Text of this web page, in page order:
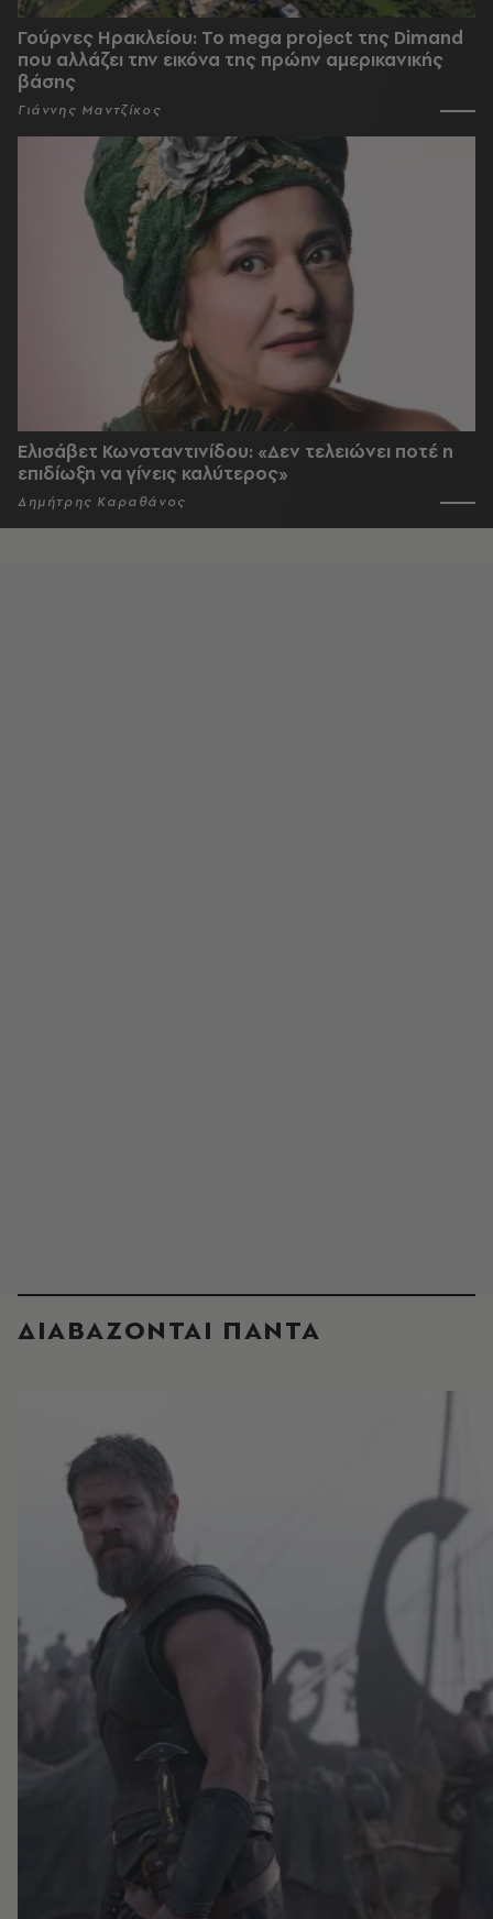
Γούρνες Ηρακλείου: To mega project της Dimand
που αλλάζει την εικόνα της πρώην αμερικανικής
βάσης
Γιάννης Μαντζίκος
Ελισάβετ Κωνσταντινίδου: «Δεν τελειώνει ποτέ η
επιδίωξη να γίνεις καλύτερος»
Δημήτρης Καραθάνος
ΔΙΑΒΑΖΟΝΤΑΙ ΠΑΝΤΑ